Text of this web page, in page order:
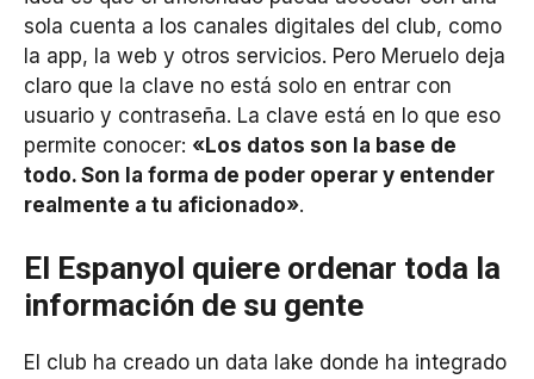
sola cuenta a los canales digitales del club, como
la app, la web y otros servicios. Pero Meruelo deja
claro que la clave no está solo en entrar con
usuario y contraseña. La clave está en lo que eso
permite conocer: «Los datos son la base de
todo. Son la forma de poder operar y entender
realmente a tu aficionado».
El Espanyol quiere ordenar toda la
información de su gente
El club ha creado un data lake donde ha integrado